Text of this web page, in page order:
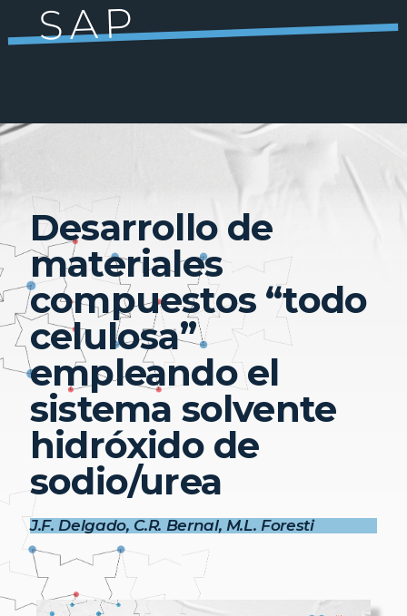
SAP
Desarrollo de
materiales
compuestos “todo
celulosa”
empleando el
sistema solvente
hidróxido de
sodio/urea
J.F. Delgado, C.R. Bernal, M.L. Foresti